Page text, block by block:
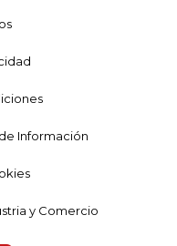
Información
y Comercio